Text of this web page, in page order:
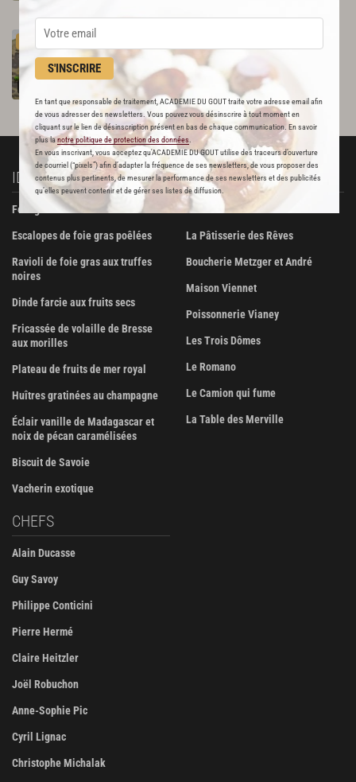
S'INSCRIRE
En tant que responsable de traitement, ACADEMIE DU GOUT traite votre adresse email afin
de vous adresser des newsletters. Vous pouvez vous désinscrire à tout moment en
cliquant sur le lien de désinscription présent en bas de chaque communication. En savoir
plus lanotre politique de protection des données
En vous inscrivant, vous acceptez qu'ACADEMIE DU GOUT utilise des traceurs d’ouverture
de courriel (“pixels”) afin d’adapter la fréquence de ses newsletters, de vous proposer des
contenus plus pertinents, de mesurer la performance de ses newsletters et des publicités
qu’elles peuvent contenir et de gérer ses listes de diffusion.
148
ParAlain Ducasse
CHEF
IDÉES RECETTES
Foie gras de canard confit
Escalopes de foie gras poêlées
Ravioli de foie gras aux truffes
noires
Dinde farcie aux fruits secs
Fricassée de volaille de Bresse
aux morilles
Plateau de fruits de mer royal
Huîtres gratinées au champagne
Éclair vanille de Madagascar et
noix de pécan caramélisées
Biscuit de Savoie
Vacherin exotique
À DÉCOUVRIR
Beurre Bordier
La Pâtisserie des Rêves
Boucherie Metzger et André
Maison Viennet
Poissonnerie Vianey
Les Trois Dômes
Le Romano
Le Camion qui fume
La Table des Merville
CHEFS
Alain Ducasse
Guy Savoy
Philippe Conticini
Pierre Hermé
Claire Heitzler
Joël Robuchon
Anne-Sophie Pic
Cyril Lignac
Christophe Michalak